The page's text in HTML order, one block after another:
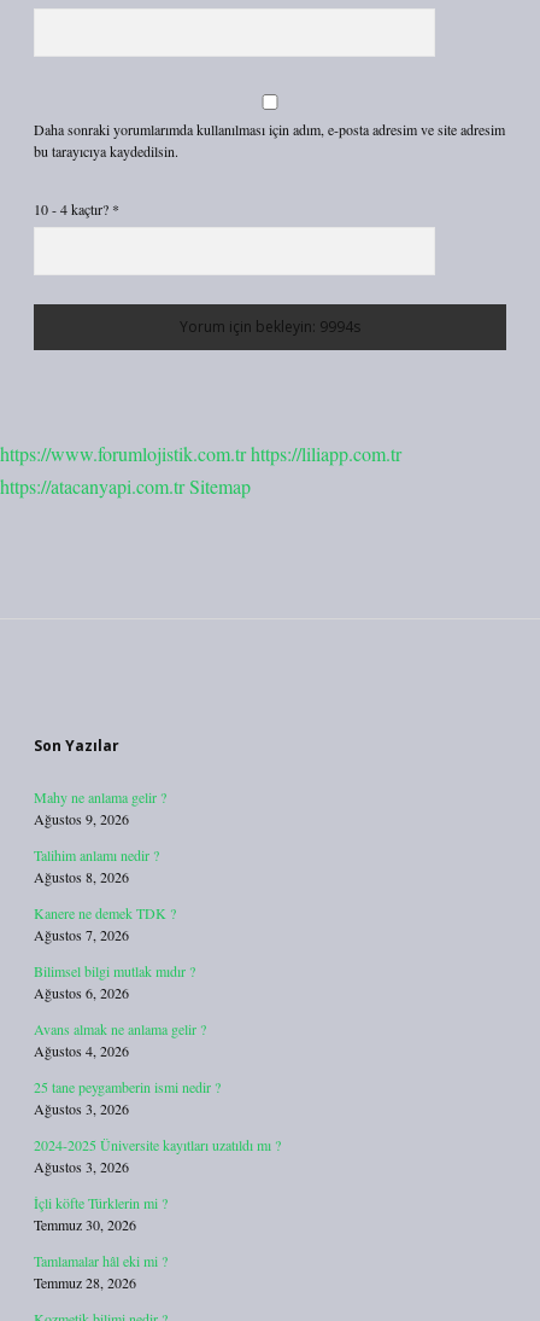
Daha sonraki yorumlarımda kullanılması için adım, e-posta adresim ve site adresim
bu tarayıcıya kaydedilsin.
10 - 4 kaçtır? *
https://www.forumlojistik.com.trhttps://liliapp.com.tr
https://atacanyapi.com.trSitemap
Son Yazılar
Mahy ne anlama gelir ?
Ağustos 9, 2026
Talihim anlamı nedir ?
Ağustos 8, 2026
Kanere ne demek TDK ?
Ağustos 7, 2026
Bilimsel bilgi mutlak mıdır ?
Ağustos 6, 2026
Avans almak ne anlama gelir ?
Ağustos 4, 2026
25 tane peygamberin ismi nedir ?
Ağustos 3, 2026
2024-2025 Üniversite kayıtları uzatıldı mı ?
Ağustos 3, 2026
İçli köfte Türklerin mi ?
Temmuz 30, 2026
Tamlamalar hâl eki mi ?
Temmuz 28, 2026